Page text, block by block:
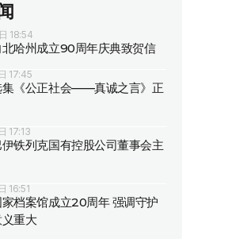
18:54
哈州成立90周年庆典致贺信
17:45
集《公正社会——真诚之言》正
17:13
铁列克国有控股公司董事会主
16:51
档案馆成立20周年 强调守护
重大